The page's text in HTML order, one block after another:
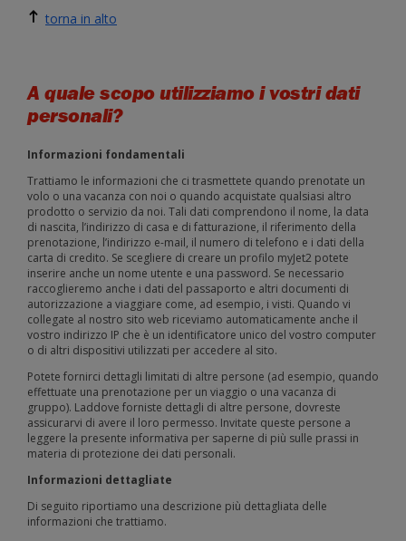
torna in alto
A quale scopo utilizziamo i vostri dati
personali?
Informazioni fondamentali
Trattiamo le informazioni che ci trasmettete quando prenotate un
volo o una vacanza con noi o quando acquistate qualsiasi altro
prodotto o servizio da noi. Tali dati comprendono il nome, la data
di nascita, l’indirizzo di casa e di fatturazione, il riferimento della
prenotazione, l’indirizzo e-mail, il numero di telefono e i dati della
carta di credito. Se scegliere di creare un profilo myJet2 potete
inserire anche un nome utente e una password. Se necessario
raccoglieremo anche i dati del passaporto e altri documenti di
autorizzazione a viaggiare come, ad esempio, i visti. Quando vi
collegate al nostro sito web riceviamo automaticamente anche il
vostro indirizzo IP che è un identificatore unico del vostro computer
o di altri dispositivi utilizzati per accedere al sito.
Potete fornirci dettagli limitati di altre persone (ad esempio, quando
effettuate una prenotazione per un viaggio o una vacanza di
gruppo). Laddove forniste dettagli di altre persone, dovreste
assicurarvi di avere il loro permesso. Invitate queste persone a
leggere la presente informativa per saperne di più sulle prassi in
materia di protezione dei dati personali.
Informazioni dettagliate
Di seguito riportiamo una descrizione più dettagliata delle
informazioni che trattiamo.